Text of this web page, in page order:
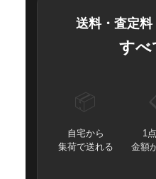
送料・査定
すべ
📦
自宅から
集荷で送れる
1
金額